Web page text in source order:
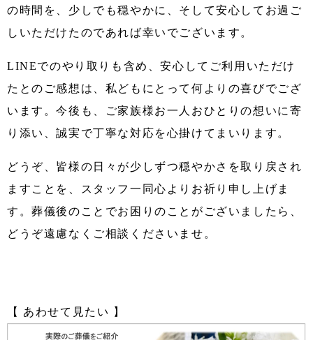
の時間を、少しでも穏やかに、そして安心してお過ご
しいただけたのであれば幸いでございます。
LINEでのやり取りも含め、安心してご利用いただけ
たとのご感想は、私どもにとって何よりの喜びでござ
います。今後も、ご家族様お一人おひとりの想いに寄
り添い、誠実で丁寧な対応を心掛けてまいります。
どうぞ、皆様の日々が少しずつ穏やかさを取り戻され
ますことを、スタッフ一同心よりお祈り申し上げま
す。葬儀後のことでお困りのことがございましたら、
どうぞ遠慮なくご相談くださいませ。
【 あわせて見たい 】